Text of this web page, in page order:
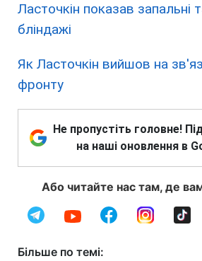
Ласточкін показав запальні
бліндажі
Як Ласточкін вийшов на
фронту
Не пропустіть головне!
на наші оновлення в
Або читайте нас там, де
Більше по темі: